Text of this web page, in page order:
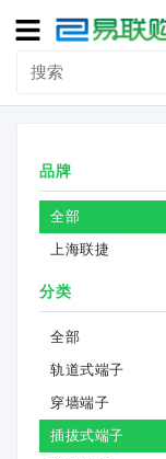
导
航
接线端子
冷压端头
品牌
全部
上海联捷
分类
全部
轨道式端子
穿墙端子
插拔式端子